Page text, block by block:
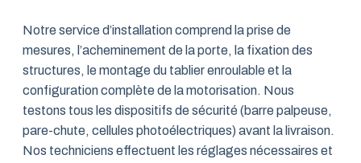
Notre service d’installation comprend la prise de
mesures, l’acheminement de la porte, la fixation des
structures, le montage du tablier enroulable et la
configuration complète de la motorisation. Nous
testons tous les dispositifs de sécurité (barre palpeuse,
pare-chute, cellules photoélectriques) avant la livraison.
Nos techniciens effectuent les réglages nécessaires et